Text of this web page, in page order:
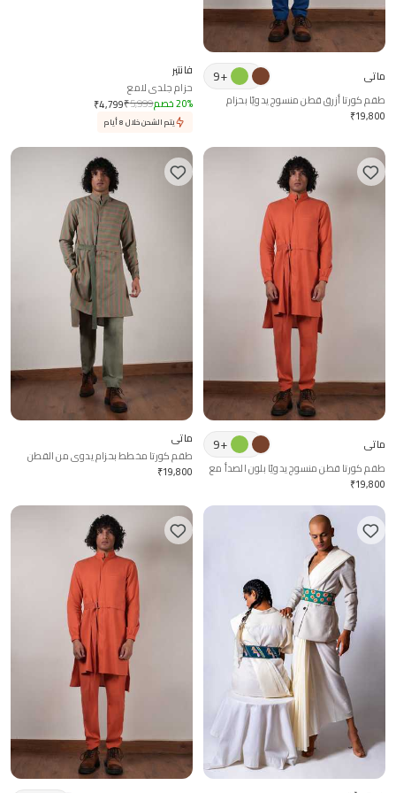
ماتي +
9
طقم كورتا أزرق قطن منسوج يدويًا بحزام
₹19,800
فانتير
حزام جلدي لامع
₹4,799₹5,999 20% خصم
يتم الشحن خلال 8 أيام
ماتي +
9
طقم كورتا قطن منسوج يدويًا بلون الصدأ مع
حزام
₹19,800
ماتي
طقم كورتا مخطط بحزام يدوي من القطن
₹19,800